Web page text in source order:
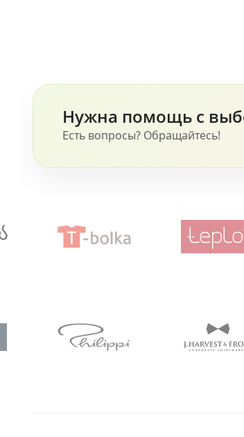
Нужна помощь с
Есть вопросы? Обращайтесь!